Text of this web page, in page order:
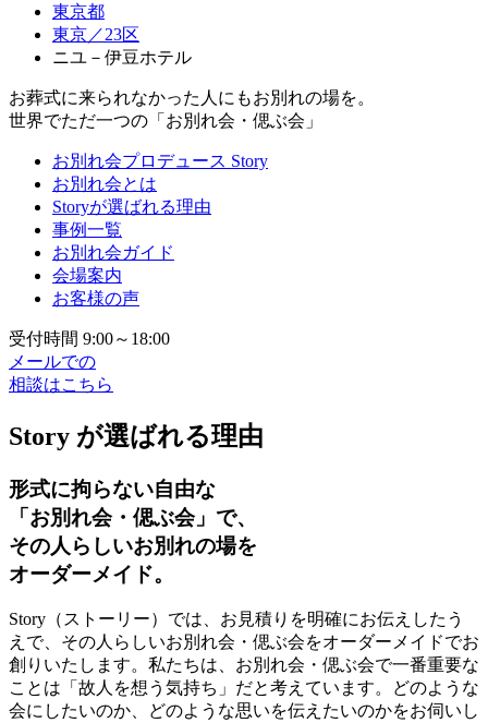
東京都
東京／23区
ニユ－伊豆ホテル
お葬式に来られなかった人にもお別れの場を。
世界でただ一つの「お別れ会・偲ぶ会」
お別れ会プロデュース Story
お別れ会とは
Storyが選ばれる理由
事例一覧
お別れ会ガイド
会場案内
お客様の声
受付時間 9:00～18:00
メールでの
相談はこちら
Story が選ばれる理由
形式に拘らない自由な
「お別れ会・偲ぶ会」で、
その人らしいお別れの場を
オーダーメイド。
Story（ストーリー）では、お見積りを明確にお伝えしたう
えで、その人らしいお別れ会・偲ぶ会をオーダーメイドでお
創りいたします。私たちは、お別れ会・偲ぶ会で一番重要な
ことは「故人を想う気持ち」だと考えています。どのような
会にしたいのか、どのような思いを伝えたいのかをお伺いし